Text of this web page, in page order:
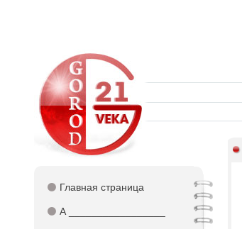
⚫ Главная страница
⚫ А _________________